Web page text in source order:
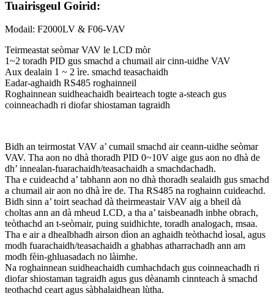
Tuairisgeul Goirid:
Modail: F2000LV & F06-VAV
Teirmeastat seòmar VAV le LCD mòr
1~2 toradh PID gus smachd a chumail air cinn-uidhe VAV
Aux dealain 1 ~ 2 ìre. smachd teasachaidh
Eadar-aghaidh RS485 roghainneil
Roghainnean suidheachaidh beairteach togte a-steach gus
coinneachadh ri diofar shiostaman tagraidh
Bidh an teirmostat VAV a’ cumail smachd air ceann-uidhe seòmar
VAV. Tha aon no dhà thoradh PID 0~10V aige gus aon no dhà de
dh’ innealan-fuarachaidh/teasachaidh a smachdachadh.
Tha e cuideachd a’ tabhann aon no dhà thoradh sealaidh gus smachd
a chumail air aon no dhà ìre de. Tha RS485 na roghainn cuideachd.
Bidh sinn a’ toirt seachad dà theirmeastair VAV aig a bheil dà
choltas ann an dà mheud LCD, a tha a’ taisbeanadh inbhe obrach,
teòthachd an t-seòmair, puing suidhichte, toradh analogach, msaa.
Tha e air a dhealbhadh airson dìon an aghaidh teòthachd ìosal, agus
modh fuarachaidh/teasachaidh a ghabhas atharrachadh ann am
modh fèin-ghluasadach no làimhe.
Na roghainnean suidheachaidh cumhachdach gus coinneachadh ri
diofar shiostaman tagraidh agus gus dèanamh cinnteach à smachd
teothachd ceart agus sàbhalaidhean lùtha.